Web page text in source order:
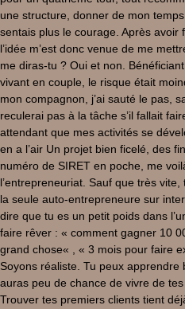
une structure, donner de mon
sentais plus le courage. Après avoir
l’idée m’est donc venue de me
me diras-tu ? Oui et non.
vivant en couple, le risque était
mon compagnon, j’ai sauté le pas,
reculerai pas à la tâche s’il fallait
attendant que mes activités se
en a l’air Un projet bien ficelé, des
numéro de SIRET en poche, me
l’entrepreneuriat. Sauf que très
la seule auto-entrepreneure sur
dire que tu es un petit poids dans
faire rêver : « comment gagner 10
grand chose« , « 3 mois pour faire
Soyons réaliste. Tu peux
auras peu de chance de vivre de
Trouver tes premiers clients tient